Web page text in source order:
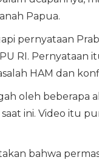
Papua.
pernyataan
RI. Pernyataan
HAM dan
oleh beberapa
ini. Video itu
bahwa